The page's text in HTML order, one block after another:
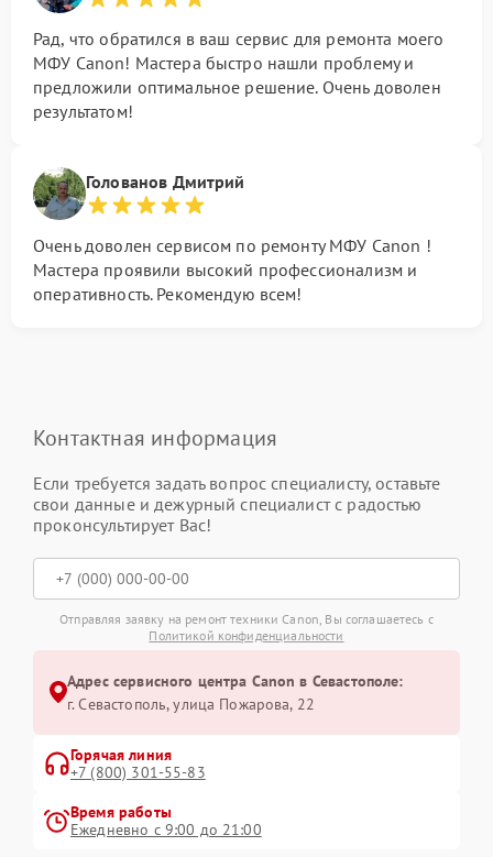
Рад, что обратился в ваш сервис для ремонта моего
МФУ Canon! Мастера быстро нашли проблему и
предложили оптимальное решение. Очень доволен
результатом!
Голованов Дмитрий
Очень доволен сервисом по ремонту МФУ Canon !
Мастера проявили высокий профессионализм и
оперативность. Рекомендую всем!
Контактная информация
Если требуется задать вопрос специалисту, оставьте
свои данные и дежурный специалист с радостью
проконсультирует Вас!
Отправляя заявку на ремонт техники Canon, Вы соглашаетесь с
Политикой конфиденциальности
Адрес сервисного центра Canon в Севастополе:
г. Севастополь, улица Пожарова, 22
Горячая линия
+7 (800) 301-55-83
Время работы
Ежедневно с 9:00 до 21:00